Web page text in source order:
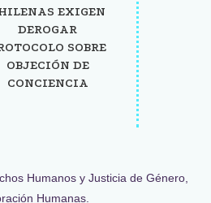
EXIGEN
DEROGAR
SOBRE
OBJECIÓN DE
CONCIENCIA
Humanos y Justicia de Género,
Humanas.